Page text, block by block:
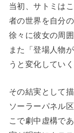
当初、サトミは
者の世界を自分
徐々に彼女の周
また「登場人物
うと変化していく
その結実として
ソーラーパネル
こで劇中虚構で